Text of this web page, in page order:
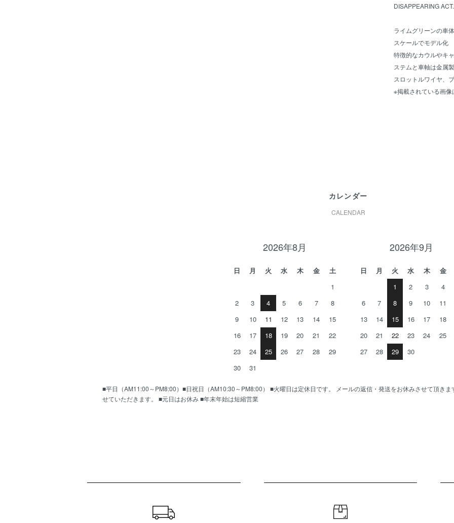
DISAPPEARING ACT.
ライムグリーンの車
スケールでモデル化
特徴的なカウルやキ
ステムと車軸は金属
スロットルワイヤ、
※掲載されている画像
カレンダー
CALENDAR
2026年8月
日 月 火 水 木 金
土
1
2
3 4 5 6 7
8
9
10 11 12 13 14
15
16
17 18 19 20 21
22
23
24 25 26 27 28
29
30
31
2026年9月
日 月 火 水 木 金
1
2 3 4
6
7 8 9 10 11
13
14 15 16 17 18
20
21 22 23 24 25
27
28 29 30
■平日（AM11:00～PM8:00）■日祝日（AM10:30～PM8:00） ■火曜日は定休日です。 メールの返信・発送をお休みさせて頂き
せていただきます。 ■元日はお休み ■年末年始は短縮営業